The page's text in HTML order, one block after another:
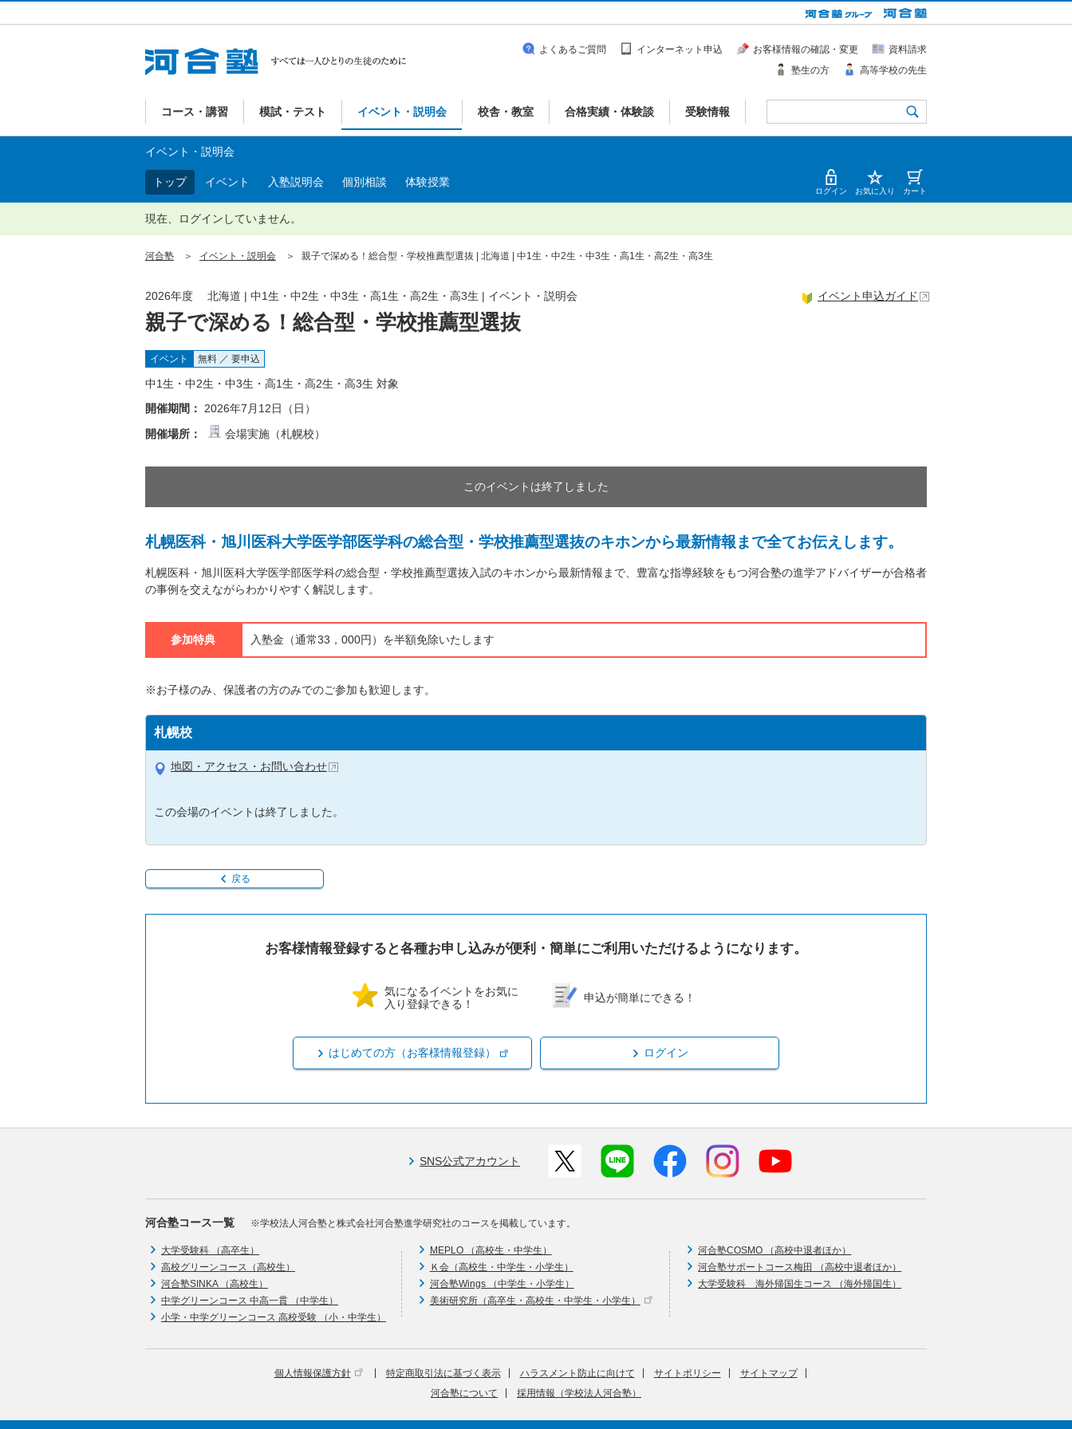
コース・講習 模試・テスト イベント・説明会 校舎・教室 合格実績・体験談 受験情報
よくあるご質問 インターネット申込 お客様情報の確認・変更
資料請求
塾生の方
高等学校の先生
イベント・説明会
トップ イベント 入塾説明会 個別相談 体験授業
ログイン お気に入り カート
現在、ログインしていません。
河合塾 イベント・説明会 親子で深める！総合型・学校推薦型選抜 | 北海道 | 中1生・中2生・中3生・高1生・高2生・高3生
親子で深める！総合型・学校推薦型選抜
2026年度 北海道 | 中1生・中2生・中3生・高1生・高2生・高3生 | イベント・説明会 イベント申込ガイド
イベント 無料 ／ 要申込
中1生・中2生・中3生・高1生・高2生・高3生 対象
開催期間： 2026年7月12日（日）
開催場所：
会場実施（札幌校）
このイベントは終了しました
札幌医科・旭川医科大学医学部医学科の総合型・学校推薦型選抜のキホンから最新情報まで全てお伝えします。
札幌医科・旭川医科大学医学部医学科の総合型・学校推薦型選抜入試のキホンから最新情報まで、豊富な指導経験をもつ河合塾の進学アドバイザーが合格者
の事例を交えながらわかりやすく解説します。
参加特典 入塾金（通常33，000円）を半額免除いたします
※お子様のみ、保護者の方のみでのご参加も歓迎します。
札幌校
地図・アクセス・お問い合わせ
この会場のイベントは終了しました。
戻る
お客様情報登録すると各種お申し込みが便利・簡単にご利用いただけるようになります。
気になるイベントをお気に
入り登録できる！
申込が簡単にできる！
はじめての方（お客様情報登録） ログイン
SNS公式アカウント
河合塾コース一覧 ※学校法人河合塾と株式会社河合塾進学研究社のコースを掲載しています。
大学受験科 （高卒生）
高校グリーンコース（高校生）
河合塾SINKA （高校生）
中学グリーンコース 中高一貫 （中学生）
小学・中学グリーンコース 高校受験 （小・中学生）
MEPLO （高校生・中学生）
Ｋ会（高校生・中学生・小学生）
河合塾Wings （中学生・小学生）
美術研究所（高卒生・高校生・中学生・小学生）
河合塾COSMO （高校中退者ほか）
河合塾サポートコース梅田 （高校中退者ほか）
大学受験科 海外帰国生コース （海外帰国生）
個人情報保護方針 特定商取引法に基づく表示 ハラスメント防止に向けて サイトポリシー
サイトマップ
河合塾について
採用情報（学校法人河合塾）